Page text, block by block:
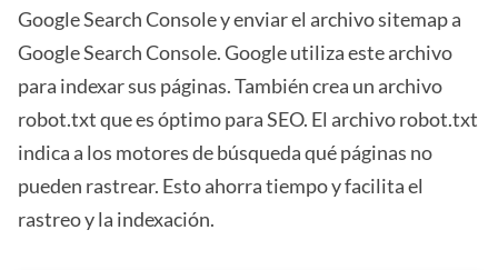
Google Search Console y enviar el archivo sitemap a
Google Search Console. Google utiliza este archivo
para indexar sus páginas. También crea un archivo
robot.txt que es óptimo para SEO. El archivo robot.txt
indica a los motores de búsqueda qué páginas no
pueden rastrear. Esto ahorra tiempo y facilita el
rastreo y la indexación.